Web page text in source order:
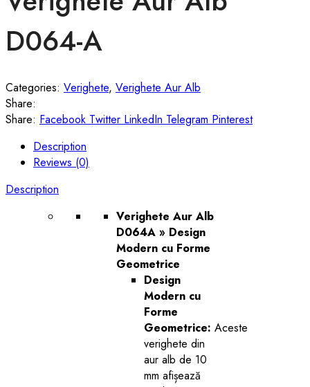
D064-A
Categories: Verighete, Verighete Aur Alb
Share:
Share: Facebook Twitter LinkedIn Telegram Pinterest
Description
Reviews (0)
Description
Verighete Aur Alb
D064A » Design
Modern cu Forme
Geometrice
Design
Modern cu
Forme
Geometrice: Aceste
verighete din
aur alb de 10
mm afișează